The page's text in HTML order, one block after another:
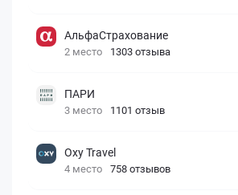
АльфаСтрахование
2 место 1303 отзыва
ПАРИ
3 место 1101 отзыв
Oxy Travel
4 место 758 отзывов